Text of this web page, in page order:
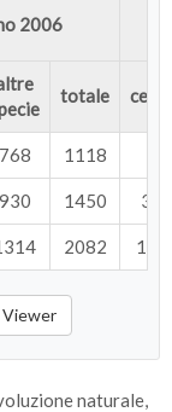
2006
totale cerro
768 1118
930 1450 34
2082 116
naturale,